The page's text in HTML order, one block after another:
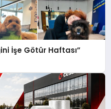
İşe Götür Haftası”